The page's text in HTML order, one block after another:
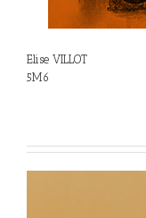
Elise VILLOT
5M6